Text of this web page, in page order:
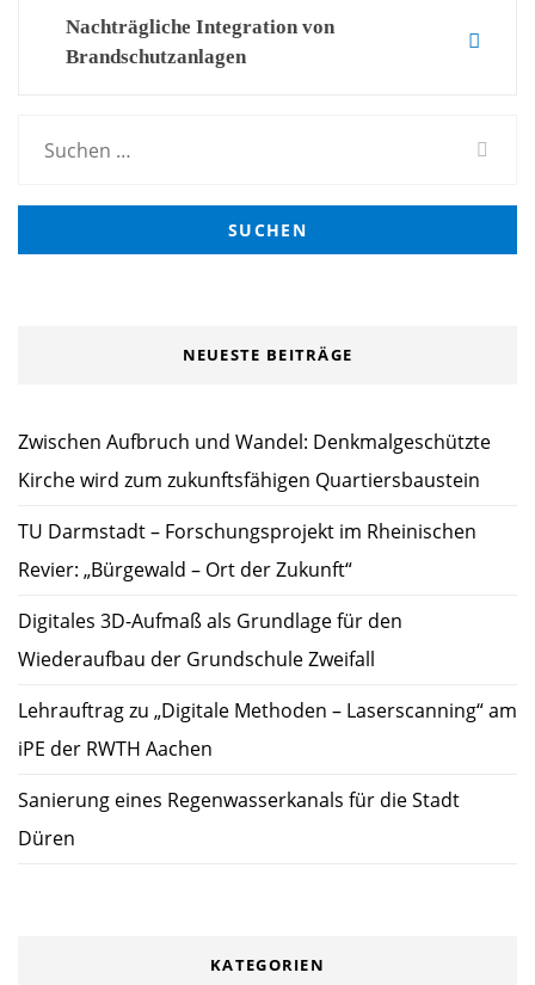
Nachträgliche Integration von
Brandschutzanlagen
NEUESTE BEITRÄGE
Zwischen Aufbruch und Wandel: Denkmalgeschützte
Kirche wird zum zukunftsfähigen Quartiersbaustein
TU Darmstadt – Forschungsprojekt im Rheinischen
Revier: „Bürgewald – Ort der Zukunft“
Digitales 3D-Aufmaß als Grundlage für den
Wiederaufbau der Grundschule Zweifall
Lehrauftrag zu „Digitale Methoden – Laserscanning“ am
iPE der RWTH Aachen
Sanierung eines Regenwasserkanals für die Stadt
Düren
KATEGORIEN